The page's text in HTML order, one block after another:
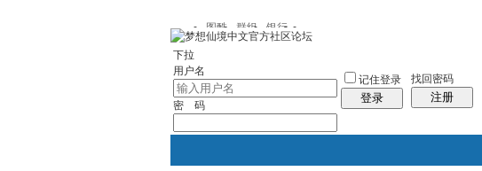
图酷 群组 银行
下拉
用户名
密 码
记住登录
登录
找回密码
注册